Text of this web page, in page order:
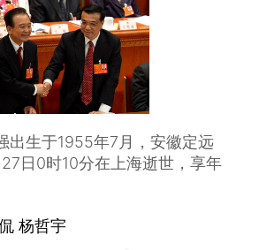
出生于1955年7月，安徽定远
日0时10分在上海逝世，享年
杨哲宇